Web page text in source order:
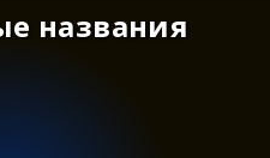
названия